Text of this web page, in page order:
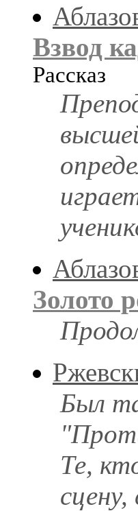
Взвод
Рассказ
Золото
Был
Те,